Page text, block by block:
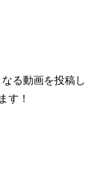
る動画を投稿し
す！